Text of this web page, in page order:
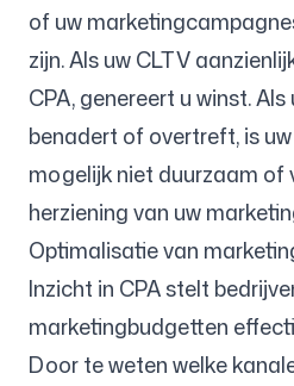
of uw
zijn. Als uw CLTV
CPA, genereert u winst. Als
benadert of overtreft, is
mogelijk niet duurzaam of
herziening van uw
Optimalisatie van
Inzicht in CPA stelt
marketingbudgetten
Door te weten welke